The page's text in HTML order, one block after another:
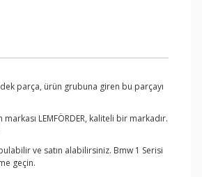
parça, ürün grubuna giren bu parçayı
LEMFÖRDER, kaliteli bir markadır.
ve satın alabilirsiniz. Bmw 1 Serisi
geçin.